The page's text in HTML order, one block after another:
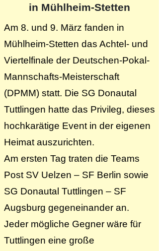
in Mühlheim-Stetten
Am 8. und 9. März fanden in
Mühlheim-Stetten das Achtel- und
Viertelfinale der Deutschen-Pokal-
Mannschafts-Meisterschaft
(DPMM) statt. Die SG Donautal
Tuttlingen hatte das Privileg, dieses
hochkarätige Event in der eigenen
Heimat auszurichten.
Am ersten Tag traten die Teams
Post SV Uelzen – SF Berlin sowie
SG Donautal Tuttlingen – SF
Augsburg gegeneinander an.
Jeder mögliche Gegner wäre für
Tuttlingen eine große